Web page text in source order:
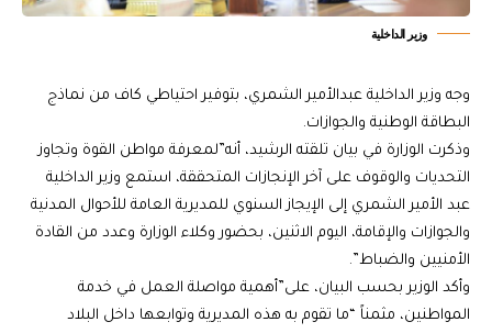
وزير الداخلية
وجه وزير الداخلية عبدالأمير الشمري، بتوفير احتياطي كاف من نماذج
البطاقة الوطنية والجوازات.
وذكرت الوزارة في بيان تلقته الرشيد، أنه”لمعرفة مواطن القوة وتجاوز
التحديات والوقوف على آخر الإنجازات المتحققة، استمع وزير الداخلية
عبد الأمير الشمري إلى الإيجاز السنوي للمديرية العامة للأحوال المدنية
والجوازات والإقامة، اليوم الاثنين، بحضور وكلاء الوزارة وعدد من القادة
الأمنيين والضباط”.
وأكد الوزير بحسب البيان، على”أهمية مواصلة العمل في خدمة
المواطنين، مثمناً “ما تقوم به هذه المديرية وتوابعها داخل البلاد